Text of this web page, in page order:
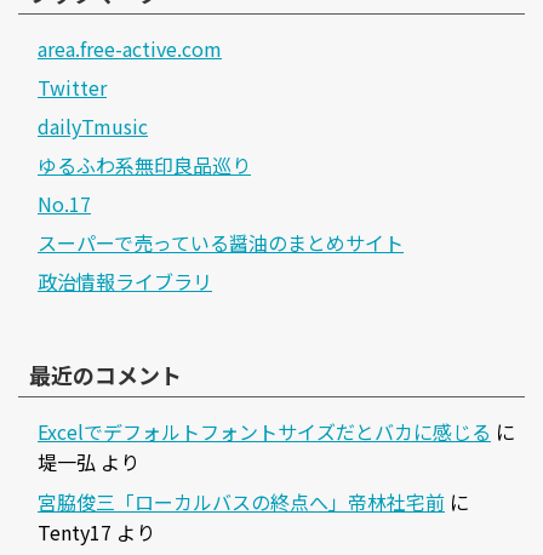
area.free-active.com
Twitter
dailyTmusic
ゆるふわ系無印良品巡り
No.17
スーパーで売っている醤油のまとめサイト
政治情報ライブラリ
最近のコメント
Excelでデフォルトフォントサイズだとバカに感じる に
堤一弘 より
宮脇俊三「ローカルバスの終点へ」帝林社宅前 に
Tenty17 より